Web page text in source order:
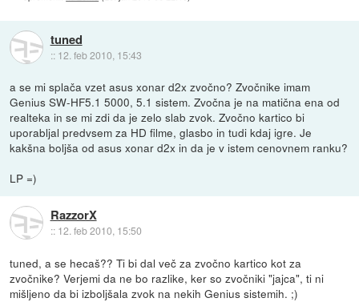
tuned
:: 12. feb 2010, 15:43
a se mi splača vzet asus xonar d2x zvočno? Zvočnike imam
Genius SW-HF5.1 5000, 5.1 sistem. Zvočna je na matična ena od
realteka in se mi zdi da je zelo slab zvok. Zvočno kartico bi
uporabljal predvsem za HD filme, glasbo in tudi kdaj igre. Je
kakšna boljša od asus xonar d2x in da je v istem cenovnem ranku?
LP =)
RazzorX
:: 12. feb 2010, 15:50
tuned, a se hecaš?? Ti bi dal več za zvočno kartico kot za
zvočnike? Verjemi da ne bo razlike, ker so zvočniki "jajca", ti ni
mišljeno da bi izboljšala zvok na nekih Genius sistemih. ;)